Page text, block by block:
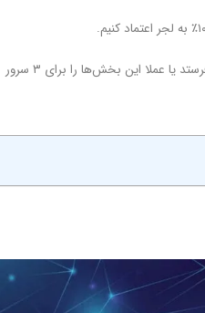
👈 مشخص نیست که لایه امنیتی لجر، بخش‌های رمزگذاری‌شده را فقط برای یک نفر می‌فرستد یا عملا این بخش‌ها را برای ۳ سرور